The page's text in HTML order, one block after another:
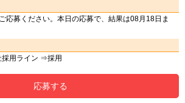
応募ください。本日の応募で、結果は08月18日ま
用ライン ⇒採用
応募する